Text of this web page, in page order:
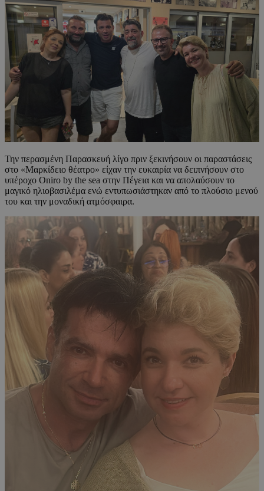
Την περασμένη Παρασκευή λίγο πριν ξεκινήσουν οι παραστάσεις
στο «Μαρκίδειο θέατρο» είχαν την ευκαιρία να δειπνήσουν στο
υπέροχο Oniro by the sea στην Πέγεια και να απολαύσουν το
μαγικό ηλιοβασιλέμα ενώ εντυπωσιάστηκαν από το πλούσιο μενού
του και την μοναδική ατμόσφαιρα.